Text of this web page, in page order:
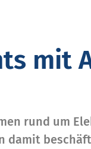
mit
rund um
damit